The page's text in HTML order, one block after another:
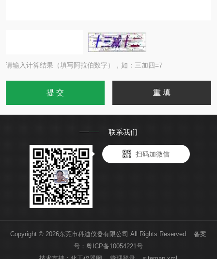
请输入计算结果（填写阿拉伯数字），如：三加四=7
联系我们
扫码加微信
Copyright © 2026东莞市科迪仪器有限公司 All Rights Reserved 备案
号：粤ICP备10054221号